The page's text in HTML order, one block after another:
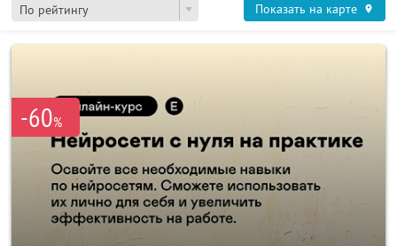
По рейтингу Показать на карте
-60%